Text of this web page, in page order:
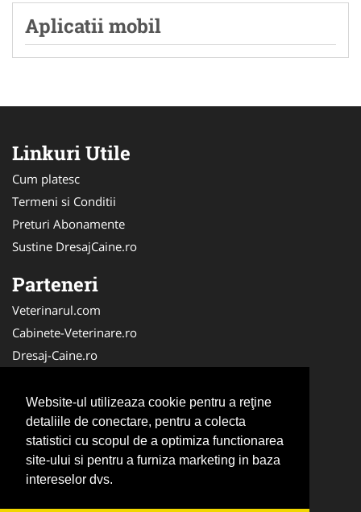
Website-ul utilizeaza cookie pentru a reţine
detaliile de conectare, pentru a colecta
statistici cu scopul de a optimiza functionarea
site-ului si pentru a furniza marketing in baza
intereselor dvs.
Aplicatii mobil
Linkuri Utile
Cum platesc
Termeni si Conditii
Preturi Abonamente
Sustine DresajCaine.ro
Parteneri
Veterinarul.com
Cabinete-Veterinare.ro
Dresaj-Caine.ro
Medic-Bun.com
SalonFrizerieCanina.com
DresajCaine.ro
NonStopDeschis.ro